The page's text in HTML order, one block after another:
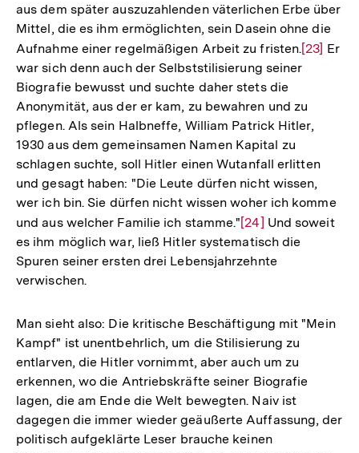
Fußnote
aus dem später auszuzahlenden väterlichen Erbe über
Mittel, die es ihm ermöglichten, sein Dasein ohne die
Aufnahme einer regelmäßigen Arbeit zu fristen.Zur
Fußnote
[23] Er
war sich denn auch der Selbststilisierung seiner
Biografie bewusst und suchte daher stets die
Anonymität, aus der er kam, zu bewahren und zu
pflegen. Als sein Halbneffe, William Patrick Hitler,
1930 aus dem gemeinsamen Namen Kapital zu
schlagen suchte, soll Hitler einen Wutanfall erlitten
und gesagt haben: "Die Leute dürfen nicht wissen,
wer ich bin. Sie dürfen nicht wissen woher ich komme
und aus welcher Familie ich stamme."Zur
Auflösung
der
[24] Und soweit
es ihm möglich war, ließ Hitler systematisch die
Spuren seiner ersten drei Lebensjahrzehnte
verwischen.
Man sieht also: Die kritische Beschäftigung mit "Mein
Kampf" ist unentbehrlich, um die Stilisierung zu
entlarven, die Hitler vornimmt, aber auch um zu
erkennen, wo die Antriebskräfte seiner Biografie
lagen, die am Ende die Welt bewegten. Naiv ist
dagegen die immer wieder geäußerte Auffassung, der
politisch aufgeklärte Leser brauche keinen